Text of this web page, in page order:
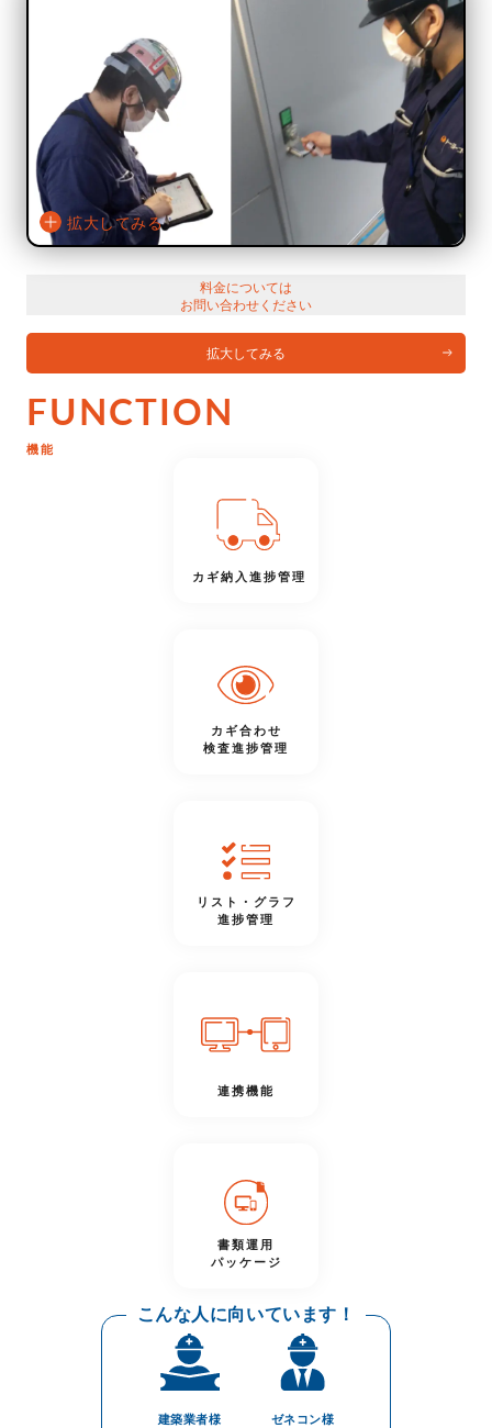
拡大してみる
料金については
お問い合わせください
拡大してみる
FUNCTION
機能
カギ納入進捗管理
カギ合わせ
検査進捗管理
リスト・グラフ
進捗管理
連携機能
書類運用
パッケージ
こんな人に向いています！
建築業者様 ゼネコン様